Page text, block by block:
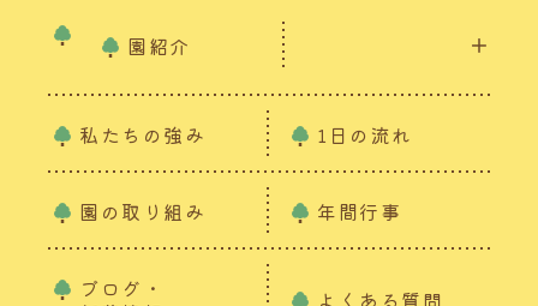
園紹介
私たちの強み 1日の流れ
園の取り組み 年間行事
ブログ・
よくある質問